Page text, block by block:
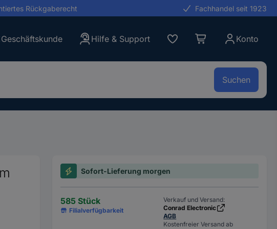
Rückgaberecht Fachhandel seit 1923
Geschäftskunde Hilfe & Support Konto
Suchen
Sofort-Lieferung morgen
585 Stück
Filialverfügbarkeit
Verkauf und Versand:
Conrad Electronic
AGB
Kostenfreier Versand ab